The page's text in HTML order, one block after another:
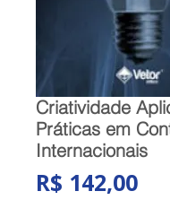
Criatividade
Práticas em
Internacionais
R$ 142,00